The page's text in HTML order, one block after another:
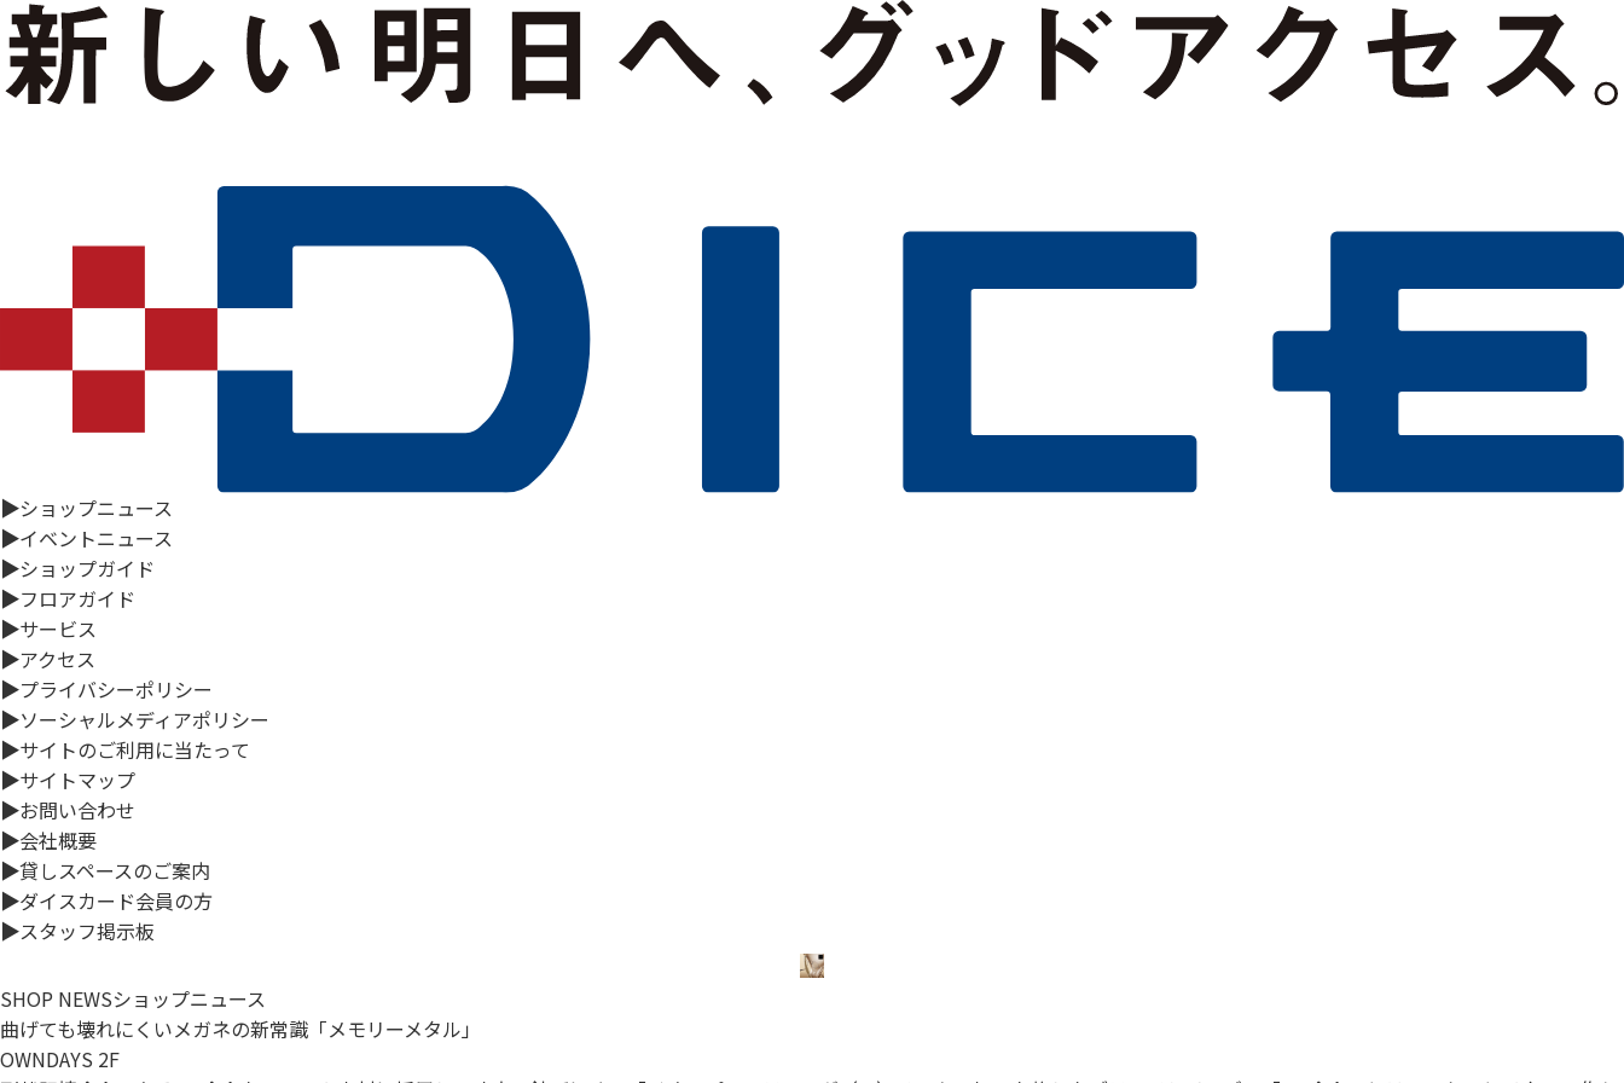
▶ショップニュース
▶イベントニュース
▶ショップガイド
▶フロアガイド
▶サービス
▶アクセス
▶プライバシーポリシー
▶ソーシャルメディアポリシー
▶サイトのご利用に当たって
▶サイトマップ
▶お問い合わせ
▶会社概要
▶貸しスペースのご案内
▶ダイスカード会員の方
▶スタッフ掲示板
SHOP NEWSショップニュース
曲げても壊れにくいメガネの新常識「メモリーメタル」
OWNDAYS 2F